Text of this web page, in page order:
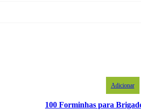
Adicionar
100 Forminhas para